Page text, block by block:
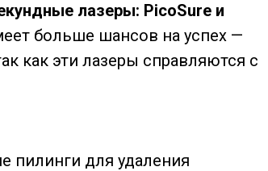
лазеры: PicoSure и
больше шансов на успех —
как эти лазеры справляются с
пилинги для удаления